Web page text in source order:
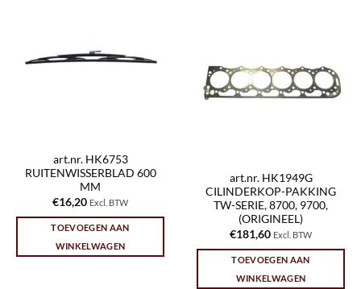
art.nr. HK6753
RUITENWISSERBLAD 600
MM
€16,20 Excl. BTW
TOEVOEGEN AAN
WINKELWAGEN
art.nr. HK1949G
CILINDERKOP-PAKKING
TW-SERIE, 8700, 9700,
(ORIGINEEL)
€181,60 Excl. BTW
TOEVOEGEN AAN
WINKELWAGEN